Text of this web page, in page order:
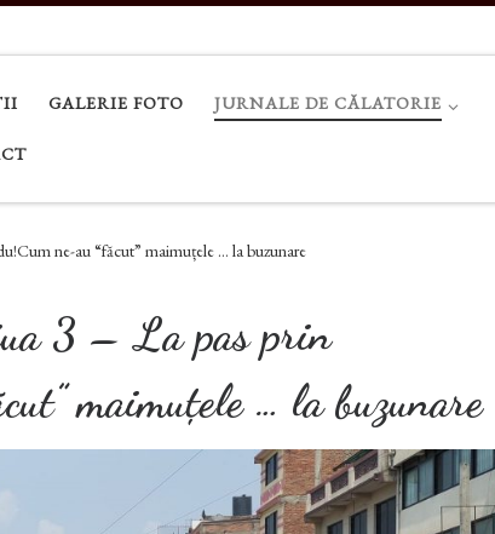
GALERIE FOTO JURNALE DE CĂLATORIE
ne-au “făcut” maimuțele … la buzunare
3 – La pas prin
maimuțele … la buzunare